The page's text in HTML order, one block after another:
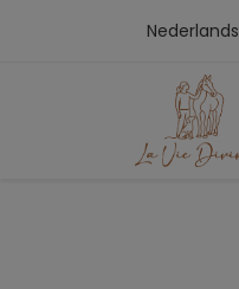
Nederlands